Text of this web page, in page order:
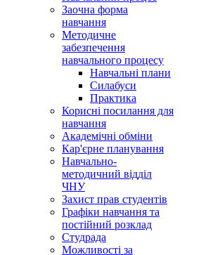
Заочна форма
навчання
Методичне
забезпечення
навчального процесу
Навчальні плани
Силабуси
Практика
Корисні посилання для
навчання
Академічні обміни
Кар'єрне планування
Навчально-
методичний відділ
ЧНУ
Захист прав студентів
Графіки навчання та
постійний розклад
Студрада
Можливості за